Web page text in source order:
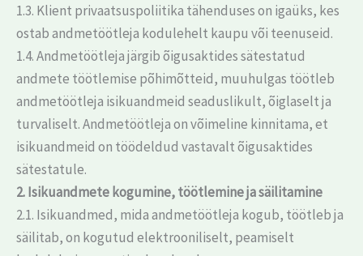
1.3. Klient privaatsuspoliitika tähenduses on igaüks, kes
ostab andmetöötleja kodulehelt kaupu või teenuseid.
1.4. Andmetöötleja järgib õigusaktides sätestatud
andmete töötlemise põhimõtteid, muuhulgas töötleb
andmetöötleja isikuandmeid seaduslikult, õiglaselt ja
turvaliselt. Andmetöötleja on võimeline kinnitama, et
isikuandmeid on töödeldud vastavalt õigusaktides
sätestatule.
2. Isikuandmete kogumine, töötlemine ja säilitamine
2.1. Isikuandmed, mida andmetöötleja kogub, töötleb ja
säilitab, on kogutud elektrooniliselt, peamiselt